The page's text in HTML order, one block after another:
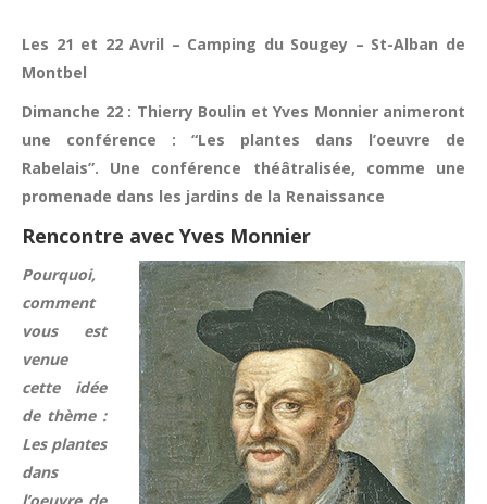
Les 21 et 22 Avril – Camping du Sougey – St-Alban de
Montbel
Dimanche 22 : Thierry Boulin et Yves Monnier animeront
une conférence : “Les plantes dans l’oeuvre de
Rabelais”. Une conférence théâtralisée, comme une
promenade dans les jardins de la Renaissance
Rencontre avec Yves Monnier
Pourquoi,
comment
vous est
venue
cette idée
de thème :
Les plantes
dans